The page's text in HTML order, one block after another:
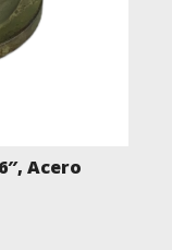
Acero